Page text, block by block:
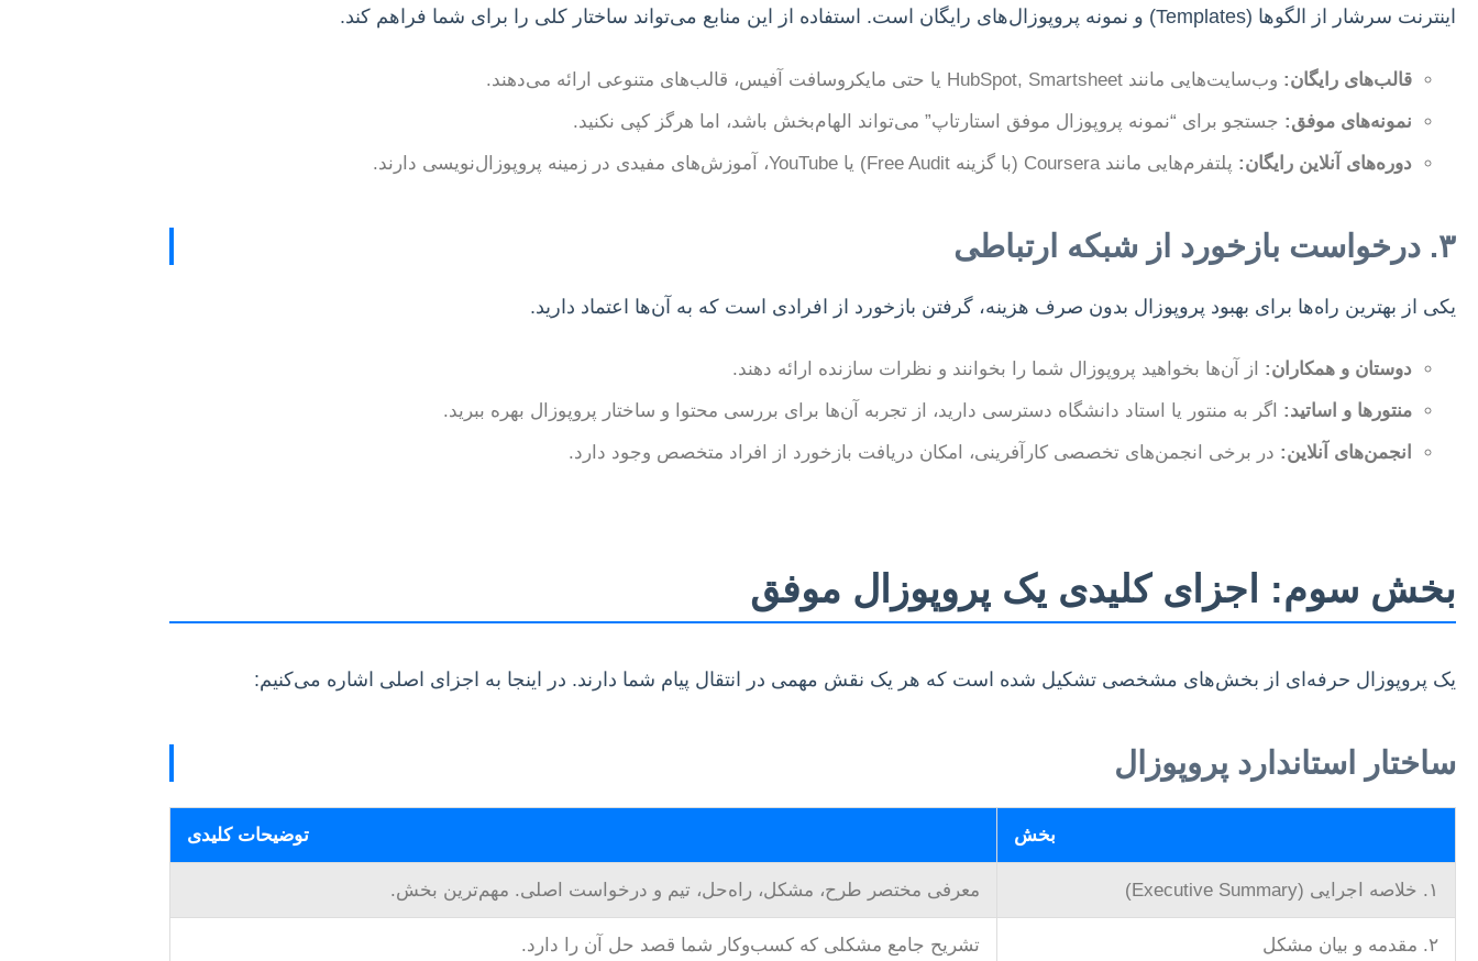
اینترنت سرشار از الگوها (Templates) و نمونه پروپوزال‌های رایگان است. استفاده از این منابع می‌تواند ساختار کلی را برای شما فراهم کند.
قالب‌های رایگان: وب‌سایت‌هایی مانند HubSpot, Smartsheet یا حتی مایکروسافت آفیس، قالب‌های متنوعی ارائه می‌دهند.
نمونه‌های موفق: جستجو برای “نمونه پروپوزال موفق استارتاپ” می‌تواند الهام‌بخش باشد، اما هرگز کپی نکنید.
دوره‌های آنلاین رایگان: پلتفرم‌هایی مانند Coursera (با گزینه Free Audit) یا YouTube، آموزش‌های مفیدی در زمینه پروپوزال‌نویسی دارند.
۳. درخواست بازخورد از شبکه ارتباطی
یکی از بهترین راه‌ها برای بهبود پروپوزال بدون صرف هزینه، گرفتن بازخورد از افرادی است که به آن‌ها اعتماد دارید.
دوستان و همکاران: از آن‌ها بخواهید پروپوزال شما را بخوانند و نظرات سازنده ارائه دهند.
منتورها و اساتید: اگر به منتور یا استاد دانشگاه دسترسی دارید، از تجربه آن‌ها برای بررسی محتوا و ساختار پروپوزال بهره ببرید.
انجمن‌های آنلاین: در برخی انجمن‌های تخصصی کارآفرینی، امکان دریافت بازخورد از افراد متخصص وجود دارد.
بخش سوم: اجزای کلیدی یک پروپوزال موفق
یک پروپوزال حرفه‌ای از بخش‌های مشخصی تشکیل شده است که هر یک نقش مهمی در انتقال پیام شما دارند. در اینجا به اجزای اصلی اشاره می‌کنیم:
ساختار استاندارد پروپوزال
بخش توضیحات کلیدی
۱. خلاصه اجرایی (Executive Summary) معرفی مختصر طرح، مشکل، راه‌حل، تیم و درخواست اصلی. مهم‌ترین بخش.
۲. مقدمه و بیان مشکل تشریح جامع مشکلی که کسب‌وکار شما قصد حل آن را دارد.